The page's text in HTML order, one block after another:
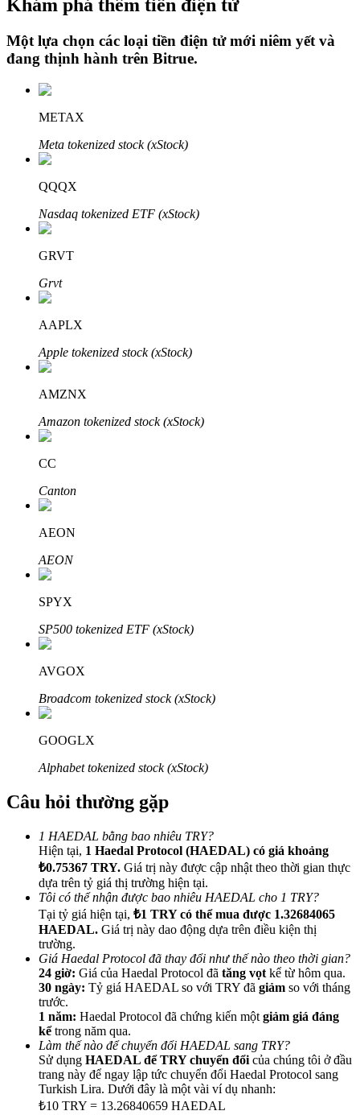
Tìm hiểu về kiếm thu nhập thụ động
Bitrue
Đối tác Bitrue
Lên đến 65% hoa hồng!
Giới thiệu
Mời một người bạn để nhận phần thưởng tiền mặt
Deposit CASHCAT & Win
Deposit CASHCAT & Win
Share 500000 CASHCAT prize pool
Khám phá thêm tiền điện tử
Một lựa chọn các loại tiền điện tử mới niêm yết và
đang thịnh hành trên Bitrue.
METAX
Meta tokenized stock (xStock)
QQQX
Nasdaq tokenized ETF (xStock)
GRVT
Grvt
AAPLX
Apple tokenized stock (xStock)
AMZNX
Amazon tokenized stock (xStock)
CC
Canton
AEON
AEON
SPYX
SP500 tokenized ETF (xStock)
AVGOX
Broadcom tokenized stock (xStock)
GOOGLX
Alphabet tokenized stock (xStock)
Câu hỏi thường gặp
1 HAEDAL bằng bao nhiêu TRY?
Hiện tại, 1 Haedal Protocol (HAEDAL) có giá khoảng
₺0.75367 TRY. Giá trị này được cập nhật theo thời gian thực
dựa trên tỷ giá thị trường hiện tại.
Tôi có thể nhận được bao nhiêu HAEDAL cho 1 TRY?
Tại tỷ giá hiện tại, ₺1 TRY có thể mua được 1.32684065
HAEDAL. Giá trị này dao động dựa trên điều kiện thị
trường.
Giá Haedal Protocol đã thay đổi như thế nào theo thời gian?
24 giờ: Giá của Haedal Protocol đã tăng vọt kể từ hôm qua.
30 ngày: Tỷ giá HAEDAL so với TRY đã giảm so với tháng
trước.
1 năm: Haedal Protocol đã chứng kiến một giảm giá đáng
kểtrong năm qua.
Làm thế nào để chuyển đổi HAEDAL sang TRY?
Sử dụng HAEDAL để TRY chuyển đổi của chúng tôi ở đầu
trang này để ngay lập tức chuyển đổi Haedal Protocol sang
Turkish Lira. Dưới đây là một vài ví dụ nhanh:
₺10 TRY = 13.26840659 HAEDAL